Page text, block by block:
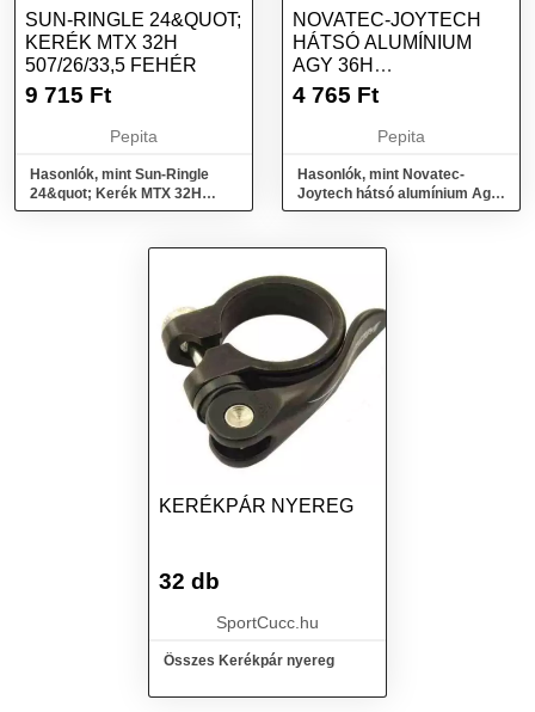
SUN-RINGLE 24&QUOT;
KERÉK MTX 32H
507/26/33,5 FEHÉR
9 715 Ft
Pepita
Hasonlók, mint Sun-Ringle
24&quot; Kerék MTX 32H
507/26/33,5 fehér
NOVATEC-JOYTECH
HÁTSÓ ALUMÍNIUM
AGY 36H
GYORSZÁRAS JY-
4 765 Ft
Pepita
Hasonlók, mint Novatec-
Joytech hátsó alumínium Agy
36H gyorszáras JY-752DSE
KERÉKPÁR NYEREG
32 db
SportCucc.hu
Összes Kerékpár nyereg